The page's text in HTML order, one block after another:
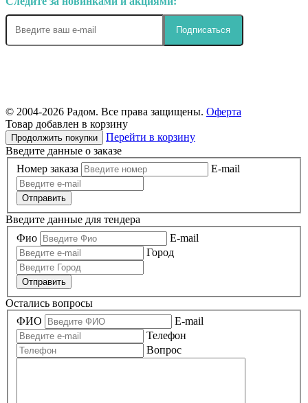
© 2004-2026 Радом. Все права защищены. Оферта
Товар добавлен в корзину
Продолжить покупки
Перейти в корзину
Введите данные о заказе
Номер заказа
E-mail
Отправить
Введите данные для тендера
Фио
E-mail
Город
Отправить
Остались вопросы
ФИО
E-mail
Телефон
Вопрос